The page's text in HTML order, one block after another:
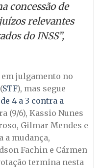
concessão de
relevantes
do INSS”,
julgamento no
STF), mas segue
4 a 3 contra a
(9/6), Kassio Nunes
Gilmar Mendes e
a mudança,
Fachin e Cármen
termina nesta